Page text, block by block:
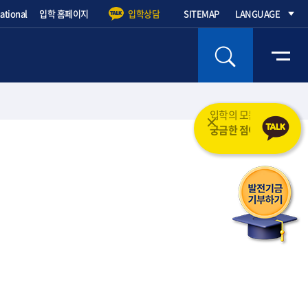
입학 홈페이지 입학상담 SITEMAP LANGUAGE
입학의 모든 것을 도와드립니다.
궁금한 점이 무엇인가요?